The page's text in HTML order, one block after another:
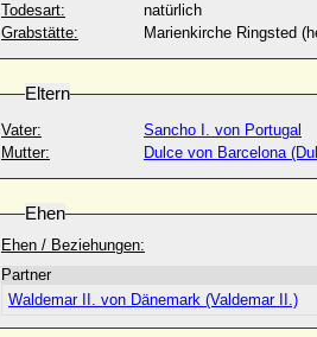
Todesart:
natürlich
Grabstätte:
Marienkirche Ringsted
Eltern
Vater:
Sancho I. von Portugal
Mutter:
Dulce von Barcelona
Ehen
Ehen / Beziehungen:
Partner
Waldemar II. von Dänemark (Valdemar II.)